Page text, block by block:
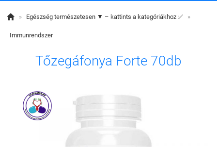
 » Egészség természetesen ▼ – kattints a kategóriákhoz ✅ »
Immunrendszer
Tőzegáfonya Forte 70db